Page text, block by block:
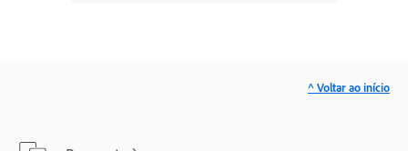
^ Voltar ao início